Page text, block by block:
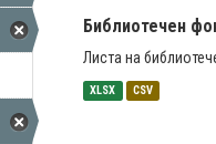
Библиотечен
Листа на
XLSX CSV